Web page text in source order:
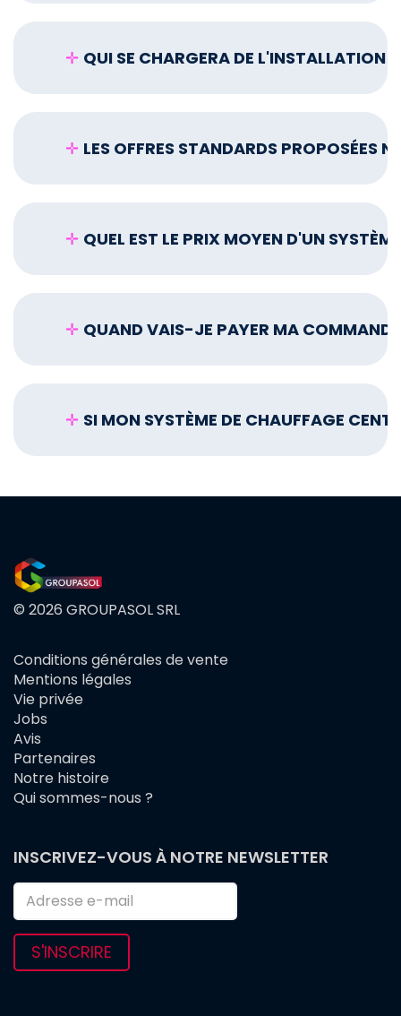
✛ QUI SE CHARGERA DE L'INSTALLATION
✛ LES OFFRES STANDARDS PROPOSÉES
✛ QUEL EST LE PRIX MOYEN D'UN
✛ QUAND VAIS-JE PAYER MA
✛ SI MON SYSTÈME DE CHAUFFAGE
© 2026 GROUPASOL SRL
FOOTER
MENU
Conditions générales de vente
Mentions légales
Vie privée
Jobs
Avis
Partenaires
Notre histoire
Qui sommes-nous ?
INSCRIVEZ-VOUS À NOTRE NEWSLETTER
S'INSCRIRE